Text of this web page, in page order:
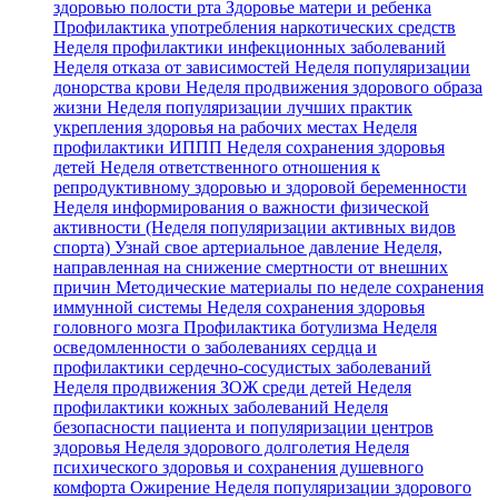
здоровью полости рта Здоровье матери и ребенка
Профилактика употребления наркотических средств
Неделя профилактики инфекционных заболеваний
Неделя отказа от зависимостей Неделя популяризации
донорства крови Неделя продвижения здорового образа
жизни Неделя популяризации лучших практик
укрепления здоровья на рабочих местах Неделя
профилактики ИППП Неделя сохранения здоровья
детей Неделя ответственного отношения к
репродуктивному здоровью и здоровой беременности
Неделя информирования о важности физической
активности (Неделя популяризации активных видов
спорта) Узнай свое артериальное давление Неделя,
направленная на снижение смертности от внешних
причин Методические материалы по неделе сохранения
иммунной системы Неделя сохранения здоровья
головного мозга Профилактика ботулизма Неделя
осведомленности о заболеваниях сердца и
профилактики сердечно-сосудистых заболеваний
Неделя продвижения ЗОЖ среди детей Неделя
профилактики кожных заболеваний Неделя
безопасности пациента и популяризации центров
здоровья Неделя здорового долголетия Неделя
психического здоровья и сохранения душевного
комфорта Ожирение Неделя популяризации здорового